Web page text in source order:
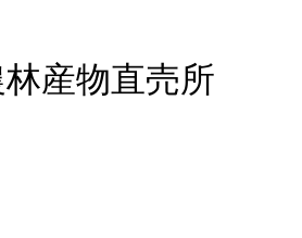
産物直売所